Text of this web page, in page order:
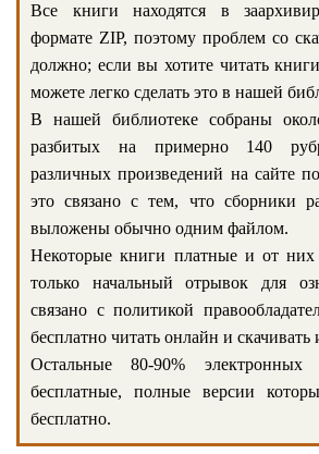
Все книги находятся в
формате ZIP, поэтому проблем со
должно; если вы хотите читать
можете легко сделать это в нашей
В нашей библиотеке собраны
разбитых на примерно 140
различных произведений на сайте
это связано с тем, что сборники
выложены обычно одним файлом.
Некоторые книги платные и от
только начальный отрывок для
связано с политикой
бесплатно читать онлайн и скачивать
Остальные 80-90% электронных
бесплатные, полные версии
бесплатно.